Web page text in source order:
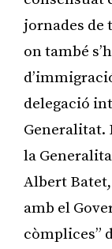
jornades de
on també
delegació
Generalitat.
la
Albert
amb el
còmplices”